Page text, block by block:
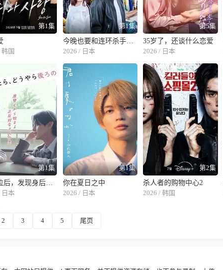
第1集
国
第1集
今晚也要和连环杀手约会
2026 / 日本
第5集
35岁了，还谈什么恋爱
2026 / 日本
第1集
换座位后，发现身后的男生好像喜欢我
日本
第1集
你在夏日之中
2026 / 日本
第2集
杀人者的购物中心2
2026 / 韩国
2 3 4 5 尾页